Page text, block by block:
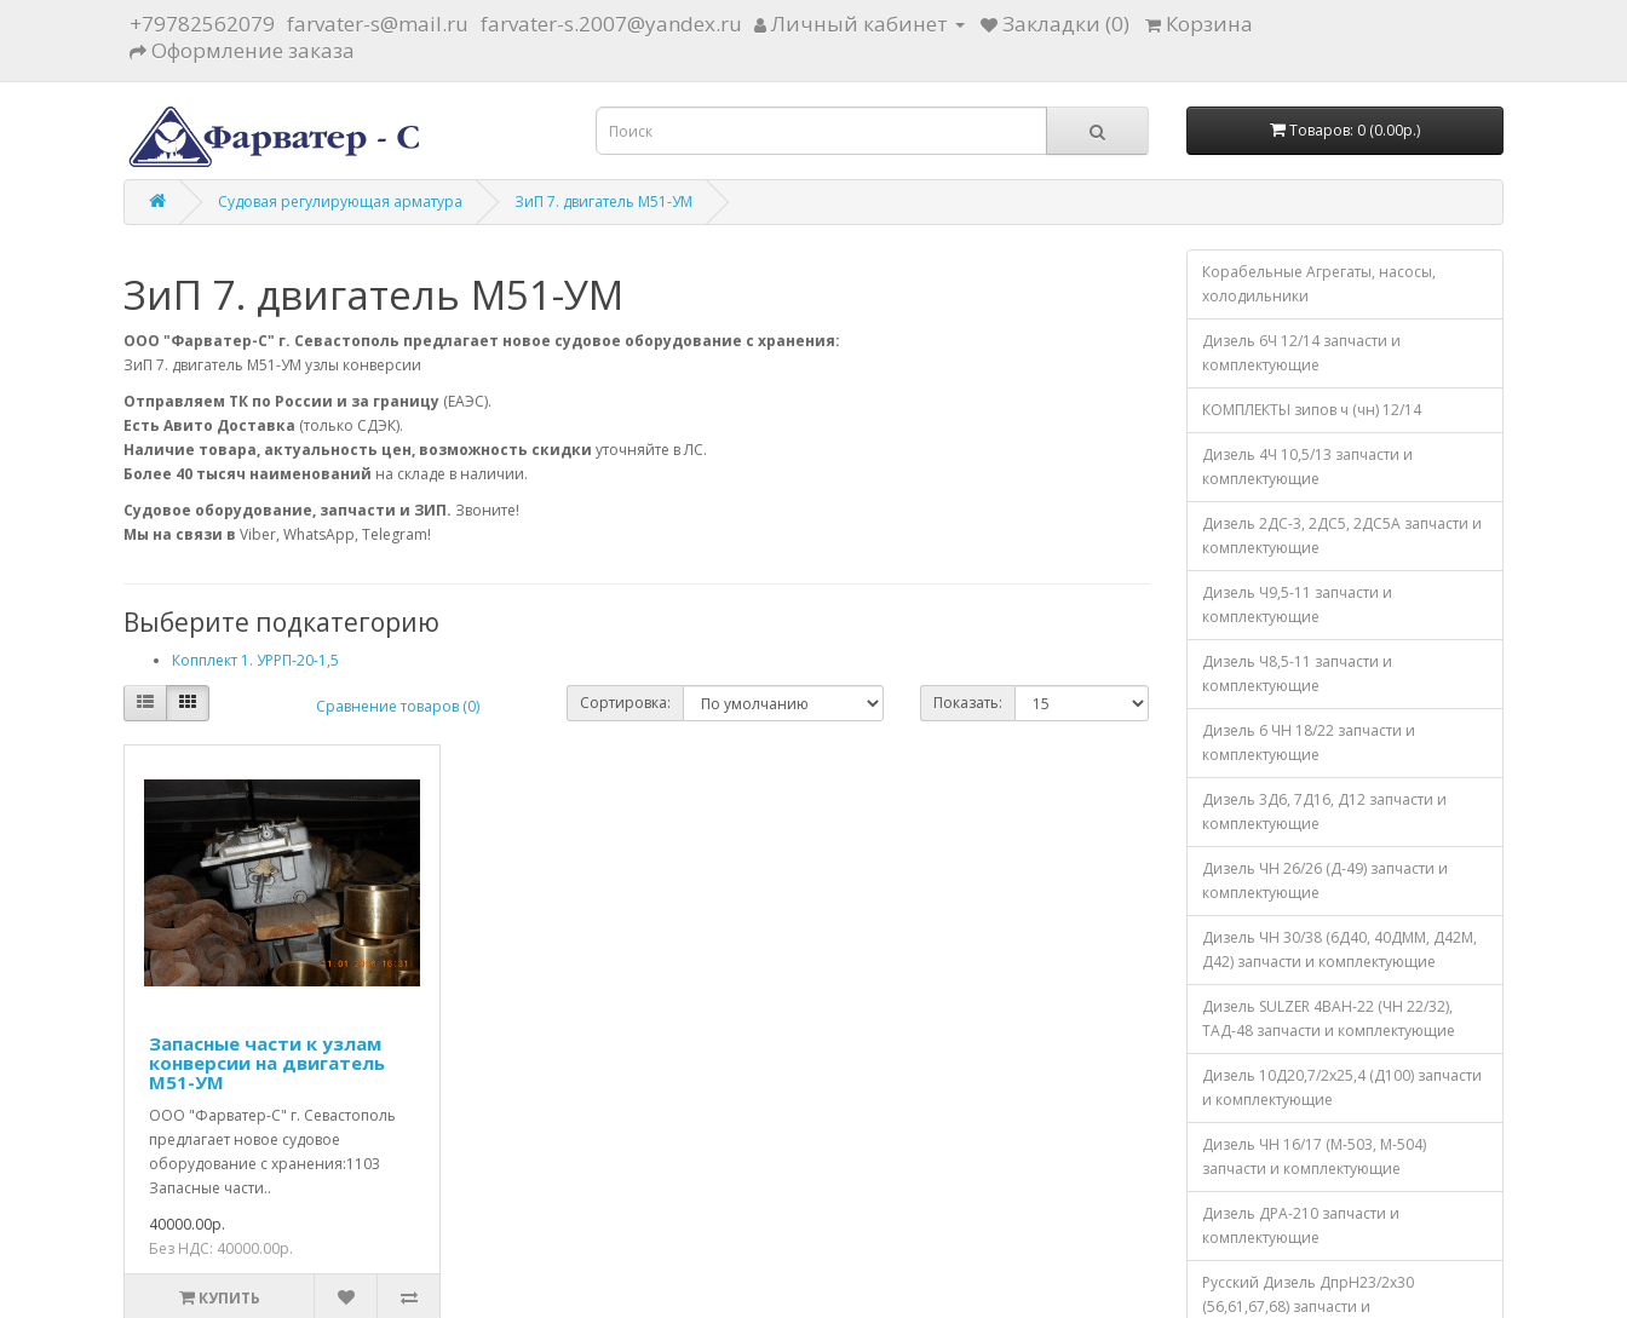
+79782562079 farvater-s@mail.ru farvater-s.2007@yandex.ru Личный кабинет Закладки (0)
Корзина
Оформление заказа
Товаров: 0 (0.00р.)
Судовая регулирующая арматура ЗиП 7. двигатель М51-УМ
ЗиП 7. двигатель М51-УМ
ООО "Фарватер-С" г. Севастополь предлагает новое судовое оборудование с хранения:
ЗиП 7. двигатель М51-УМ узлы конверсии
Отправляем ТК по России и за границу (ЕАЭС).
Есть Авито Доставка (только СДЭК).
Наличие товара, актуальность цен, возможность скидки уточняйте в ЛС.
Более 40 тысяч наименований на складе в наличии.
Судовое оборудование, запчасти и ЗИП. Звоните!
Мы на связи в Viber, WhatsApp, Telegram!
Выберите подкатегорию
Копплект 1. УРРП-20-1,5
Сравнение товаров (0) Сортировка: Показать:
Запасные части к узлам
конверсии на двигатель
М51-УМ
ООО "Фарватер-С" г. Севастополь
предлагает новое судовое
оборудование с хранения:1103
Запасные части..
40000.00р.
Без НДС: 40000.00р.
КУПИТЬ
Корабельные Агрегаты, насосы,
холодильники
Дизель 6Ч 12/14 запчасти и
комплектующие
КОМПЛЕКТЫ зипов ч (чн) 12/14
Дизель 4Ч 10,5/13 запчасти и
комплектующие
Дизель 2ДС-3, 2ДС5, 2ДС5А запчасти и
комплектующие
Дизель Ч9,5-11 запчасти и
комплектующие
Дизель Ч8,5-11 запчасти и
комплектующие
Дизель 6 ЧН 18/22 запчасти и
комплектующие
Дизель 3Д6, 7Д16, Д12 запчасти и
комплектующие
Дизель ЧН 26/26 (Д-49) запчасти и
комплектующие
Дизель ЧН 30/38 (6Д40, 40ДММ, Д42М,
Д42) запчасти и комплектующие
Дизель SULZER 4ВАН-22 (ЧН 22/32),
ТАД-48 запчасти и комплектующие
Дизель 10Д20,7/2х25,4 (Д100) запчасти
и комплектующие
Дизель ЧН 16/17 (М-503, М-504)
запчасти и комплектующие
Дизель ДРА-210 запчасти и
комплектующие
Русский Дизель ДпрН23/2х30
(56,61,67,68) запчасти и